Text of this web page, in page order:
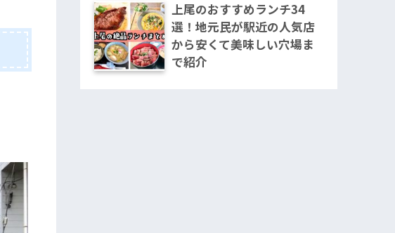
上尾のおすすめランチ34
選！地元民が駅近の人気店
から安くて美味しい穴場ま
で紹介